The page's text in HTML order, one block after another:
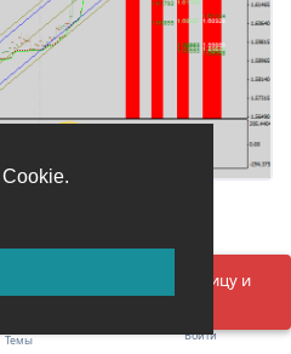
Ответить
обновите страницу и
Темы Войти